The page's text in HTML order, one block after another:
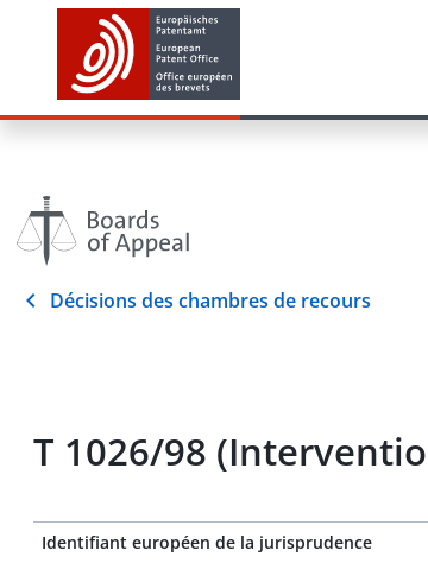
Décisions des chambres de recours
T 1026/98
Identifiant européen de la jurisprudence